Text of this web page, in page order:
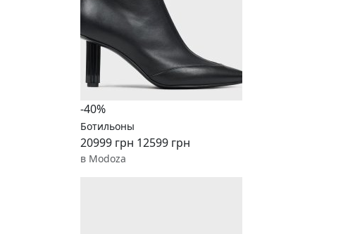
-40%
Ботильоны
20999 грн 12599 грн
в Modoza